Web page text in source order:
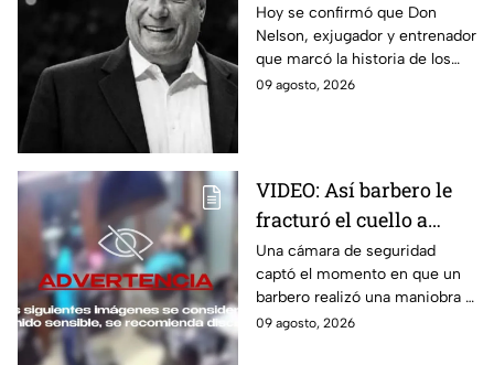
Boston Celtics y la NBA
Hoy se confirmó que Don
Nelson, exjugador y entrenador
que marcó la historia de los
Boston Celtics y la NBA, murió
09 agosto, 2026
VIDEO: Así barbero le
fracturó el cuello a
cliente durante ´masaje´
Una cámara de seguridad
captó el momento en que un
barbero realizó una maniobra a
modo de masaje y le fracturó
09 agosto, 2026